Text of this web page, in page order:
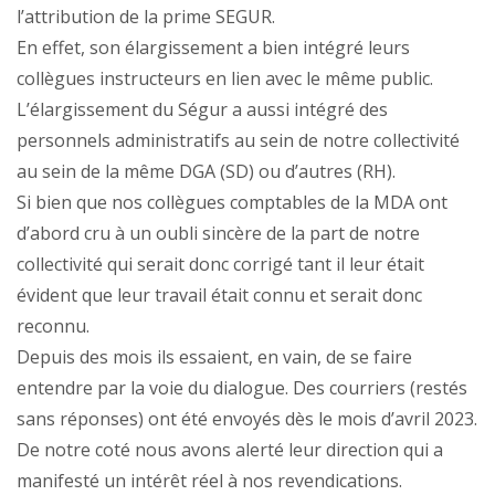
l’attribution de la prime SEGUR.
En effet, son élargissement a bien intégré leurs
collègues instructeurs en lien avec le même public.
L’élargissement du Ségur a aussi intégré des
personnels administratifs au sein de notre collectivité
au sein de la même DGA (SD) ou d’autres (RH).
Si bien que nos collègues comptables de la MDA ont
d’abord cru à un oubli sincère de la part de notre
collectivité qui serait donc corrigé tant il leur était
évident que leur travail était connu et serait donc
reconnu.
Depuis des mois ils essaient, en vain, de se faire
entendre par la voie du dialogue. Des courriers (restés
sans réponses) ont été envoyés dès le mois d’avril 2023.
De notre coté nous avons alerté leur direction qui a
manifesté un intérêt réel à nos revendications.